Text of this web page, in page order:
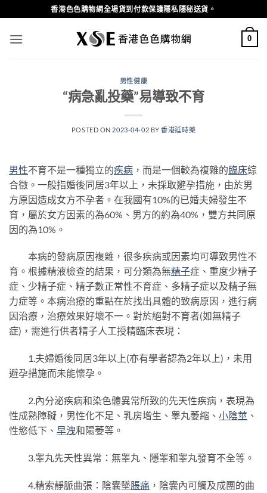
to
content
香港色色購物網全場貨到付款保護隱私隱秘送貨。
0
男性健康
“病急亂投藥”易導致不育
POSTED ON 2023-04-02 BY香港延時藥
男性不育不是一種獨立的疾病 ，而是一個較為複雜的臨床綜
合徵。一般指婚後同居3年以上，未採取避孕措施，由於男
方原因造成女方不孕者。在我國有10%的已婚夫婦發生不
育，屬於女方因素的為60%、男方的約為40%，雙方共同原
因的為10%。
本病的發病原因複雜，很多疾病或因素均可導致男性不
育。根據精液檢查的結果，可分類為無精子症、重度少精子
症、少精子症、精子數正常性不育症、多精子症以及精子無
力症等。本病治療的重點在於找出具體的致病原因，進行病
因治療，治療效果好壞不一。對於絕對不育者(如無精子
症)，需進行供者精子人工授精臨床表現：
1.夫婦婚後同居3年以上(亦有學者認為2年以上)，未用
避孕措施而未能懷孕。
2.內分泌疾病和染色體異常所致的先天性疾病，表現為
性成熟障礙，男性化不足、乳房增生、睾丸萎縮、 小陰莖 、
性慾低下、 早洩和陽萎等。
3.睾丸先天性異常：無睾丸、隱睾和睾丸發育不全等。
4.精索靜脈曲張：陰囊墜脹痛 ，陰囊內可觸及成團的曲